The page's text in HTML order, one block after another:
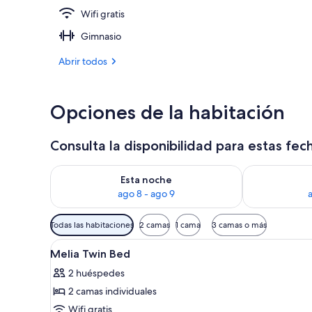
Wifi gratis
Gimnasio
Abrir todos
Opciones de la habitación
Consulta la disponibilidad para estas
Esta noche
ago 8 - ago 9
Consulta la disponibilidad para esta noche, ago 8 -
Consulta la
Filtros
disponibles
para
habitaciones
Todas las habitaciones 2 camas 1 cama 3 camas o más
Abrir
todas
las
fotos
Habitación de hotel con dos
18
Melia Twin Bed
2 huéspedes
2 camas individuales
Wifi gratis